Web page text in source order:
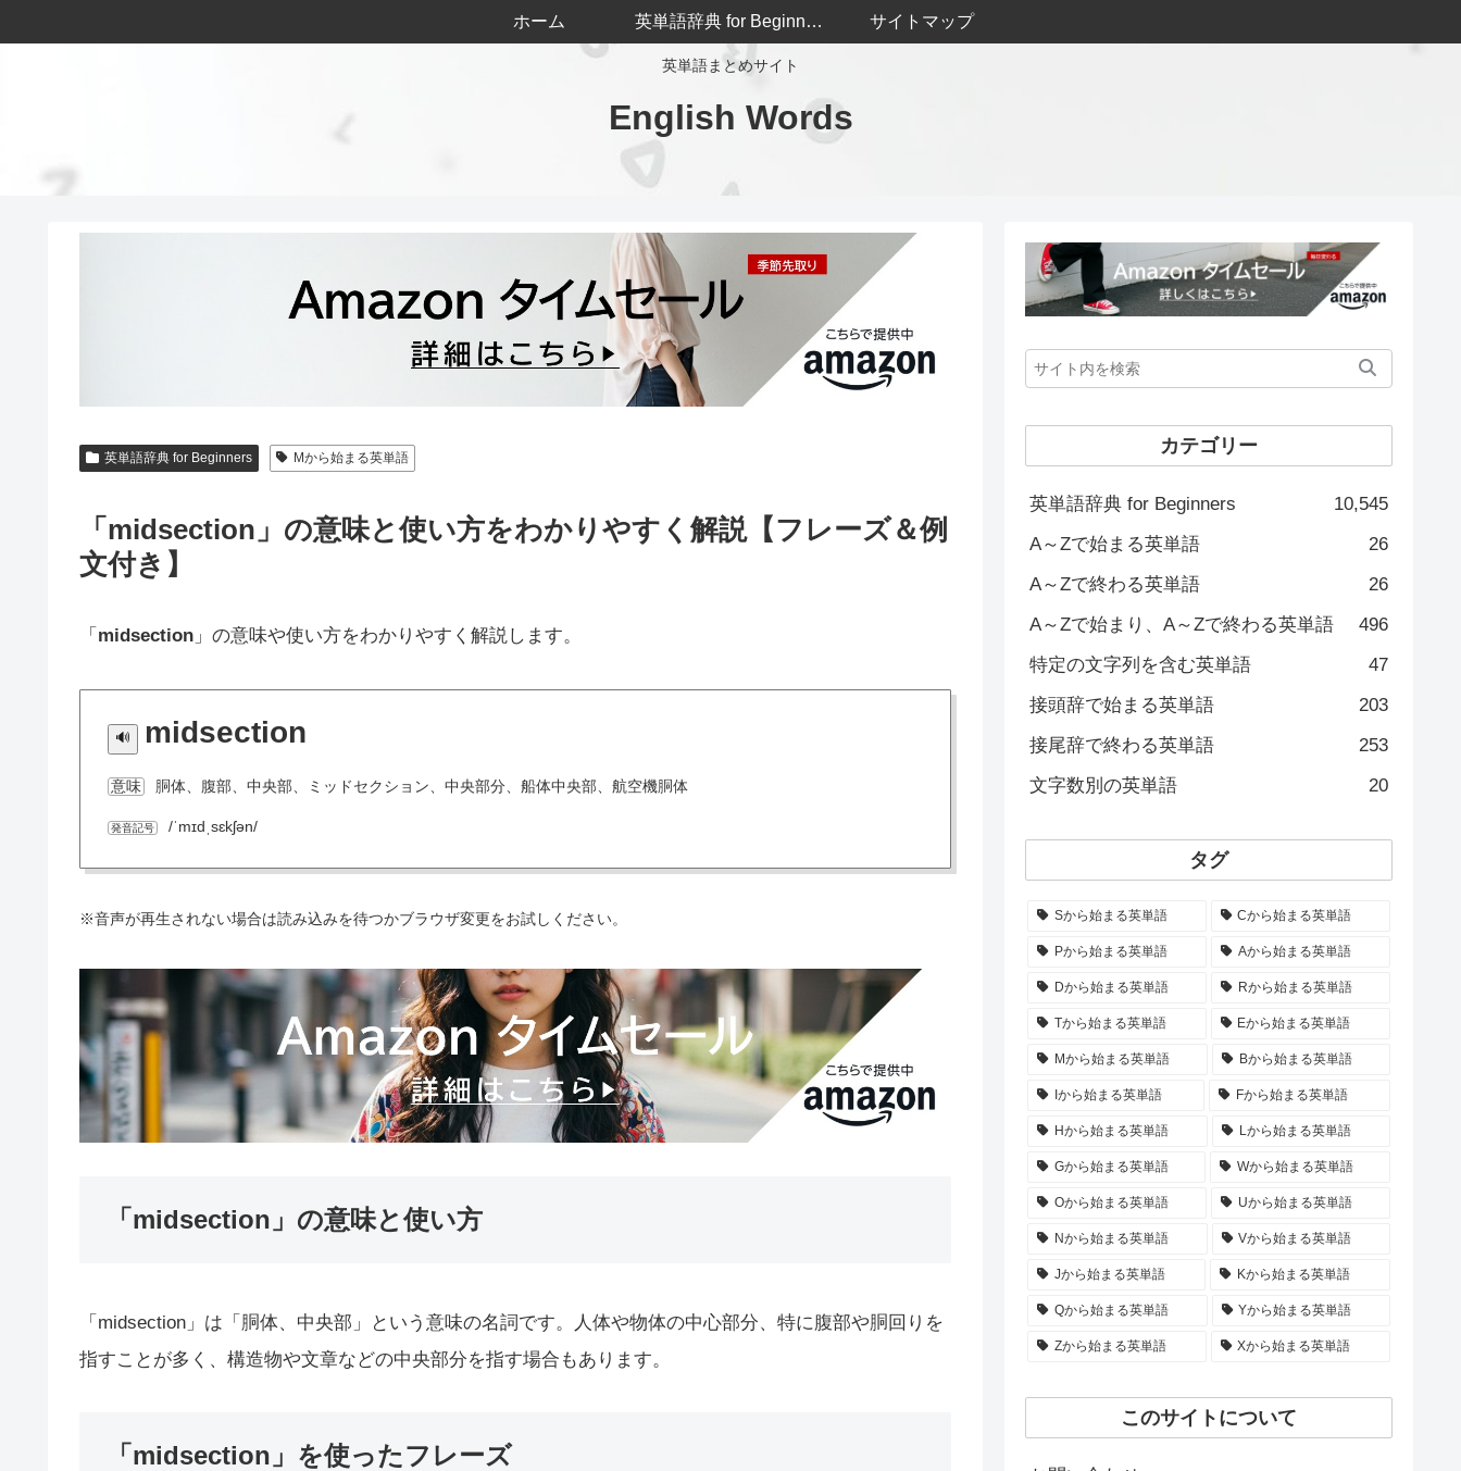
英単語まとめサイト
English Words
ホーム 英単語辞典 for Beginners サイトマップ
英単語辞典 for Beginners Mから始まる英単語
「midsection」の意味と使い方をわかりやすく解説【フレーズ＆例
文付き】
「 midsection 」の意味や使い方をわかりやすく解説します。
midsection
意味 胴体、腹部、中央部、ミッドセクション、中央部分、船体中央部、航空機胴体
発音記号 /ˈmɪdˌsɛkʃən/
※音声が再生されない場合は読み込みを待つかブラウザ変更をお試しください。
「midsection」の意味と使い方
「midsection」は「胴体、中央部」という意味の名詞です。人体や物体の中心部分、特に腹部や胴回りを
指すことが多く、構造物や文章などの中央部分を指す場合もあります。
「midsection」を使ったフレーズ
カテゴリー
英単語辞典 for Beginners
10,545
A～Zで始まる英単語
26
A～Zで終わる英単語
26
A～Zで始まり、A～Zで終わる英単語
496
特定の文字列を含む英単語
47
接頭辞で始まる英単語
203
接尾辞で終わる英単語
253
文字数別の英単語
20
タグ
Sから始まる英単語 Cから始まる英単語
Pから始まる英単語 Aから始まる英単語
Dから始まる英単語 Rから始まる英単語
Tから始まる英単語 Eから始まる英単語
Mから始まる英単語 Bから始まる英単語
Iから始まる英単語 Fから始まる英単語
Hから始まる英単語 Lから始まる英単語
Gから始まる英単語 Wから始まる英単語
Oから始まる英単語 Uから始まる英単語
Nから始まる英単語 Vから始まる英単語
Jから始まる英単語 Kから始まる英単語
Qから始まる英単語 Yから始まる英単語
Zから始まる英単語 Xから始まる英単語
このサイトについて